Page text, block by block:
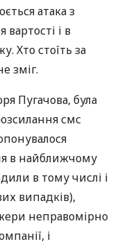
атака з
і в
Хто стоїть за
зміг.
Пугачова, була
смс
в найближчому
в тому числі і
випадків),
неправомірно
і